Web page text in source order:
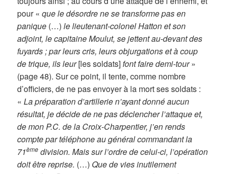
pour «que le désordre ne se transforme pas en
panique (…) le lieutenant-colonel Hatton et son
adjoint, le capitaine Moulut, se jettent au-devant des
fuyards ; par leurs cris, leurs objurgations et à coup
de trique, ils leur[les soldats]font faire demi-tour»
(page 48). Sur ce point, il tente, comme nombre
d’officiers, de ne pas envoyer à la mort ses soldats :
«La préparation d’artillerie n’ayant donné aucun
résultat, je décide de ne pas déclencher l’attaque et,
de mon P.C. de la Croix-Charpentier, j’en rends
compte par téléphone au général commandant la
71ème division. Mais sur l’ordre de celui-ci, l’opération
doit être reprise. (…) Que de vies inutilement